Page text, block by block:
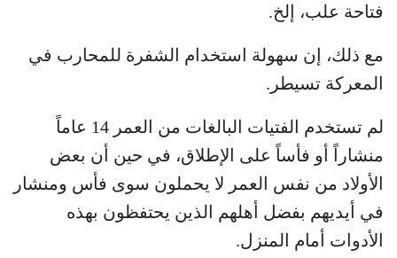
فتاحة علب، إلخ.
مع ذلك، إن سهولة استخدام الشفرة للمحارب في
المعركة تسيطر.
لم تستخدم الفتيات البالغات من العمر 14 عاماً
منشاراً أو فأساً على الإطلاق، في حين أن بعض
الأولاد من نفس العمر لا يحملون سوى فأس ومنشار
في أيديهم بفضل أهلهم الذين يحتفظون بهذه
الأدوات أمام المنزل.